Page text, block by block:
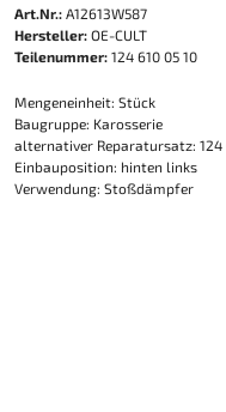
Art.Nr.: A12613W587
Hersteller: OE-CULT
Teilenummer: 124 610 05 10
Mengeneinheit: Stück
Baugruppe: Karosserie
alternativer Reparatursatz: 124
Einbauposition: hinten links
Verwendung: Stoßdämpfer